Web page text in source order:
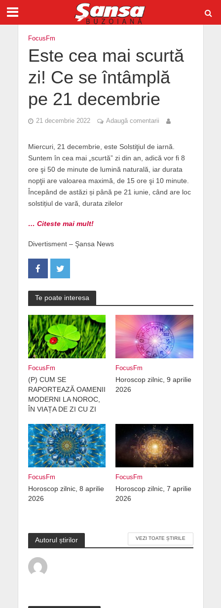
FocusFm
Este cea mai scurtă
zi! Ce se întâmplă
pe 21 decembrie
21 decembrie 2022 Adaugă comentarii
Miercuri, 21 decembrie, este Solstiţiul de iarnă.
Suntem în cea mai „scurtă” zi din an, adică vor fi 8
ore şi 50 de minute de lumină naturală, iar durata
nopţii are valoarea maximă, de 15 ore şi 10 minute.
Începând de astăzi și până pe 21 iunie, când are loc
solstițiul de vară, durata zilelor
… Citeste mai mult!
Divertisment – Şansa News
Te poate interesa
FocusFm
(P) CUM SE
RAPORTEAZĂ OAMENII
MODERNI LA NOROC,
ÎN VIAȚA DE ZI CU ZI
FocusFm
Horoscop zilnic, 9 aprilie
2026
FocusFm
Horoscop zilnic, 8 aprilie
2026
FocusFm
Horoscop zilnic, 7 aprilie
2026
Autorul știrilor VEZI TOATE ȘTIRILE